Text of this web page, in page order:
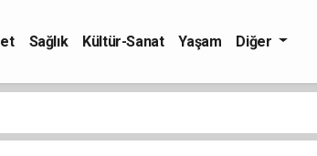
Sağlık Kültür-Sanat Yaşam Diğer